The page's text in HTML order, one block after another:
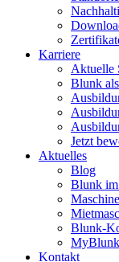
Karriere
Aktuelle
Blunk
Jetzt
Aktuelles
Blog
Blunk
Blunk-
Kontakt